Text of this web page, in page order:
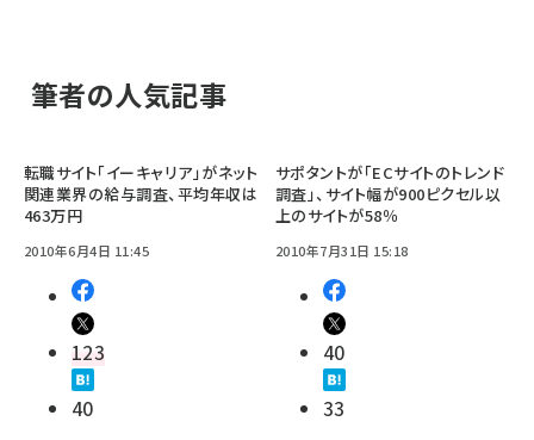
筆者の人気記事
転職サイト「イーキャリア」がネット
関連業界の給与調査、平均年収は
463万円
2010年6月4日 11:45
123
40
サポタントが「ECサイトのトレンド
調査」、サイト幅が900ピクセル以
上のサイトが58％
2010年7月31日 15:18
40
33